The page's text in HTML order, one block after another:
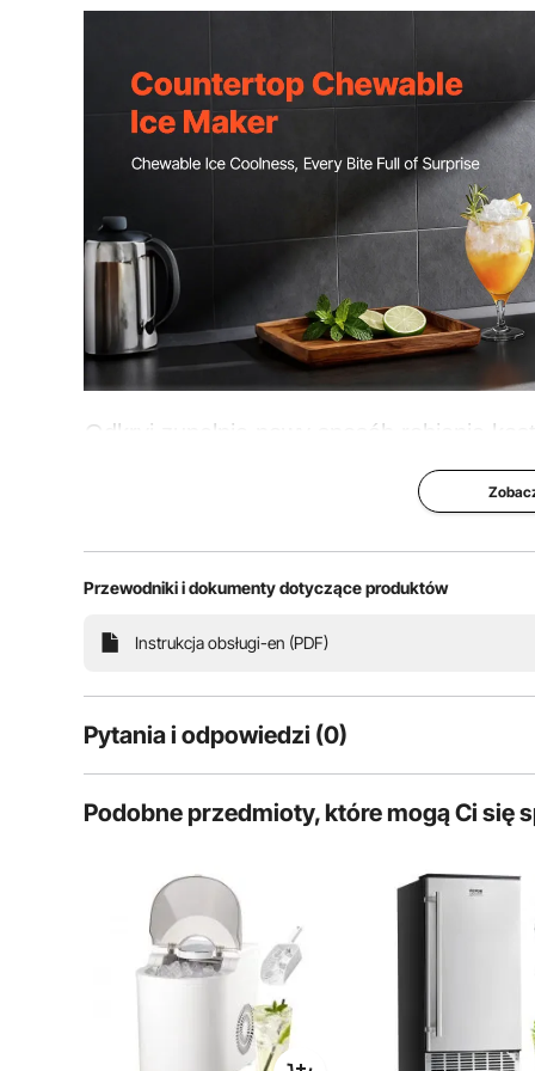
Poziom hałasu maks. 55 dB
Waga produktu 18,08 funta /
Odkryj zupełnie nowy sposób robienia
się do żucia kostkami lodu, idealnymi
do żucia o jakości
Wydajna produkcja lodu
Przewodniki i dokumenty dotyczące produktów
Instrukcja obsługi-en (PDF)
Pytania i odpowiedzi (0)
Czy produkt jest trwały? ...
Zadaj pierwsze pytanie
Podobne przedmioty, które mogą Ci się